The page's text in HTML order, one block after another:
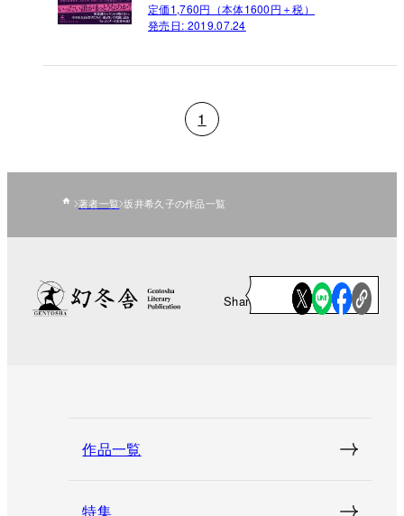
定価1,760円（本体1600円＋税）
発売日: 2019.07.24
1
著者一覧 坂井希久子の作品一覧
Share
作品一覧
特集